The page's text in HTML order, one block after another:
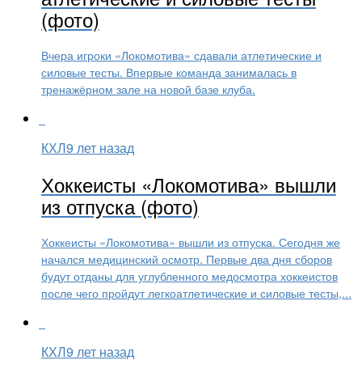
(фото)
Вчера игроки «Локомотива» сдавали атлетические и
силовые тесты. Впервые команда занималась в
тренажёрном зале на новой базе клуба.
КХЛ9 лет назад
Хоккеисты «Локомотива» вышли
из отпуска (фото)
Хоккеисты «Локомотива» вышли из отпуска. Сегодня же
начался медицинский осмотр. Первые два дня сборов
будут отданы для углубленного медосмотра хоккеистов
после чего пройдут легкоатлетические и силовые тесты,...
КХЛ9 лет назад